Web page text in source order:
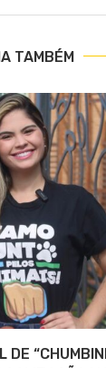
TAMBÉM
DE